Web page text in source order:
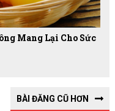
Mang Lại Cho Sức
BÀI ĐĂNG CŨ HƠN